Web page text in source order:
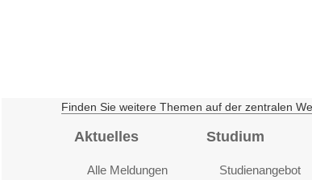
Finden Sie weitere Themen auf der zentralen
Aktuelles
Alle Meldungen
Studium
Studienangebot